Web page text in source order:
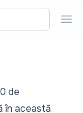
de
în această